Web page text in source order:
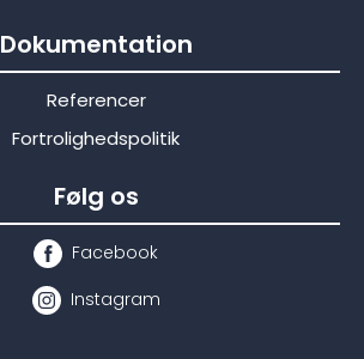
Dokumentation
Referencer
Fortrolighedspolitik
Følg os
Facebook
Instagram